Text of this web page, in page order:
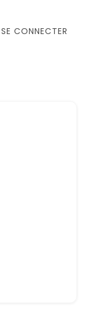
SE CONNECTER